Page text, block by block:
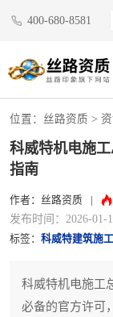
400-680-8581
位置： 丝路资质 >
科威特机电施
指南
作者：丝路资质
发布时间：2026-01-
标签： 科威特建筑施
科威特机电施工
必备的官方许可